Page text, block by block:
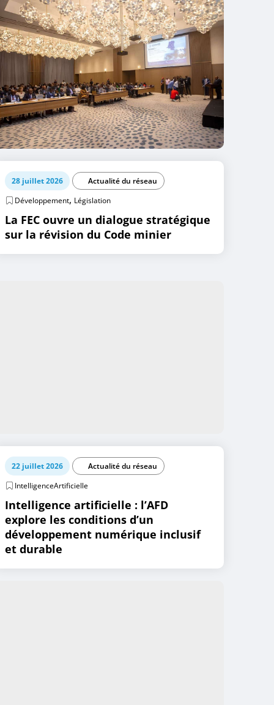
28 juillet 2026
Actualité du réseau
Développement, Législation
La FEC ouvre un dialogue stratégique
sur la révision du Code minier
22 juillet 2026
Actualité du réseau
IntelligenceArtificielle
Intelligence artificielle : l’AFD
explore les conditions d’un
développement numérique inclusif
et durable